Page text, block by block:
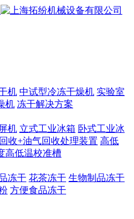
机 中试型冷冻干燥机 实验室
机 冻干解决方案
机 立式工业冰箱 卧式工业冰
收+油气回收处理装置 高低
高低温校准槽
冻干 花茶冻干 生物制品冻干
方便食品冻干